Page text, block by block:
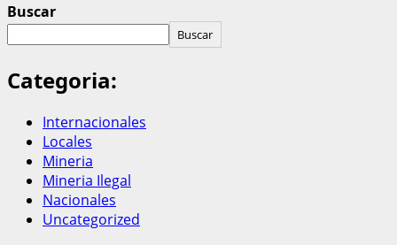
Buscar
Buscar
Categoria:
Internacionales
Locales
Mineria
Mineria Ilegal
Nacionales
Uncategorized